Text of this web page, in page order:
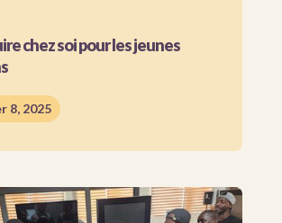
chez soi pour les jeunes
8, 2025